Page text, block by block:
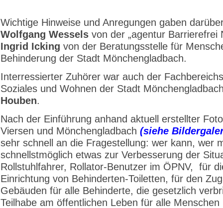
Wichtige Hinweise und Anregungen gaben
Wolfgang Wessels von der „agentur Barrierefrei
Ingrid Icking von der Beratungsstelle für
Behinderung der Stadt Mönchengladbach.
Interressierter Zuhörer war auch der
Soziales und Wohnen der Stadt
Houben.
Nach der Einführung anhand aktuell erstellter
Viersen und Mönchengladbach (siehe
sehr schnell an die Fragestellung: wer kann, wer
schnellstmöglich etwas zur Verbesserung der
Rollstuhlfahrer, Rollator-Benutzer im ÖPNV, für
Einrichtung von Behinderten-Toiletten, für den
Gebäuden für alle Behinderte, die gesetzlich
Teilhabe am öffentlichen Leben für alle Menschen